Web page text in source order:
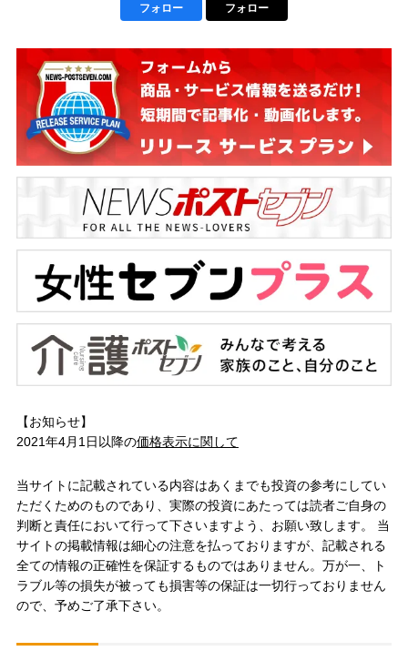
フォロー フォロー
【お知らせ】
2021年4月1日以降の価格表示に関して
当サイトに記載されている内容はあくまでも投資の参考にしてい
ただくためのものであり、実際の投資にあたっては読者ご自身の
判断と責任において行って下さいますよう、お願い致します。 当
サイトの掲載情報は細心の注意を払っておりますが、記載される
全ての情報の正確性を保証するものではありません。万が一、ト
ラブル等の損失が被っても損害等の保証は一切行っておりません
ので、予めご了承下さい。